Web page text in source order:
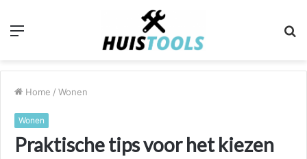
Menu
Home / Wonen
Wonen
Praktische tips voor het kiezen